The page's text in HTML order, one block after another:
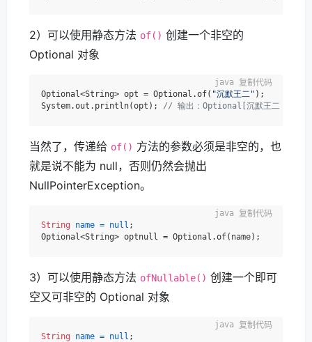
2）可以使用静态方法 of() 创建一个非空的
Optional 对象
Optional<String> opt = Optional.of( "沉默王二" );
System.out.println(opt); // 输出：Optional[沉默王二]
复制代码
当然了，传递给 of() 方法的参数必须是非空的，也
就是说不能为 null，否则仍然会抛出
NullPointerException。
String name = null ;
复制代码
3）可以使用静态方法 ofNullable() 创建一个即可
空又可非空的 Optional 对象
String name = null ;
复制代码